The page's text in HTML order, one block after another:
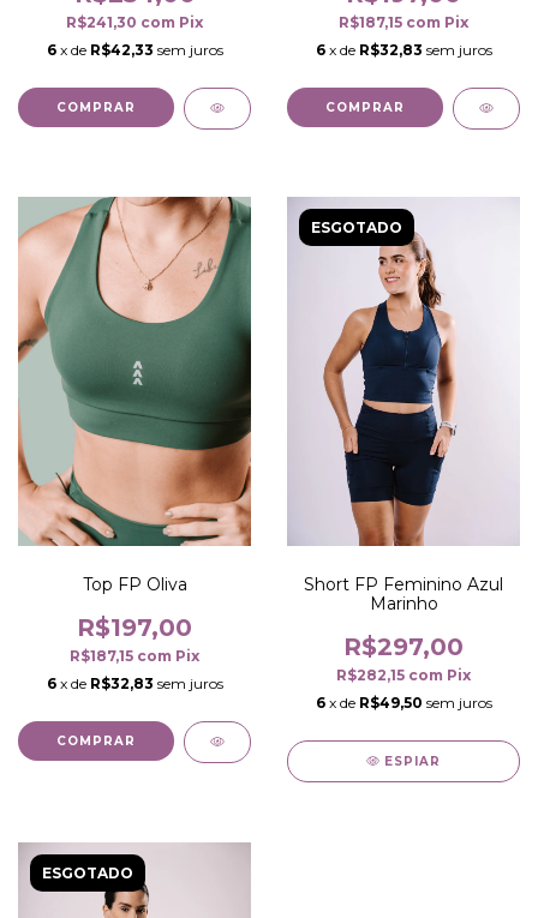
R$241,30 com Pix
6 x de R$42,33 sem juros
COMPRAR
R$187,15 com Pix
6 x de R$32,83 sem juros
COMPRAR
Top FP Oliva
R$197,00
R$187,15 com Pix
6 x de R$32,83 sem juros
COMPRAR
ESGOTADO
Short FP Feminino Azul
Marinho
R$297,00
R$282,15 com Pix
6 x de R$49,50 sem juros
ESPIAR
ESGOTADO